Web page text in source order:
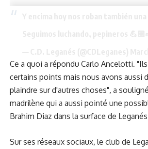
Ce a quoi a répondu Carlo Ancelotti.
certains points mais nous avons aussi
plaindre sur d'autres choses", a
madrilène qui a aussi pointé une
Brahim Diaz dans la surface de
Sur ses réseaux sociaux, le club de